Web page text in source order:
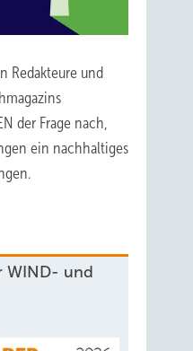
Redakteure und
der Frage nach,
ein nachhaltiges
WIND- und